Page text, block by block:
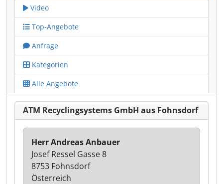
Video
Top-Angebote
Anfrage
Kategorien
Alle Angebote
ATM Recyclingsystems GmbH aus Fohnsdorf
Herr Andreas Anbauer
Josef Ressel Gasse 8
8753 Fohnsdorf
Österreich